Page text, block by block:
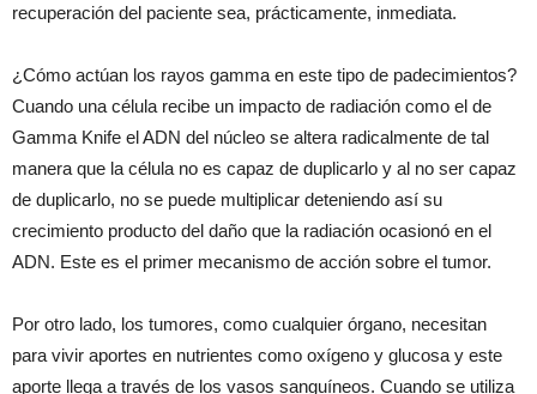
recuperación del paciente sea, prácticamente, inmediata.
¿Cómo actúan los rayos gamma en este tipo de padecimientos?
Cuando una célula recibe un impacto de radiación como el de
Gamma Knife el ADN del núcleo se altera radicalmente de tal
manera que la célula no es capaz de duplicarlo y al no ser capaz
de duplicarlo, no se puede multiplicar deteniendo así su
crecimiento producto del daño que la radiación ocasionó en el
ADN. Este es el primer mecanismo de acción sobre el tumor.
Por otro lado, los tumores, como cualquier órgano, necesitan
para vivir aportes en nutrientes como oxígeno y glucosa y este
aporte llega a través de los vasos sanguíneos. Cuando se utiliza